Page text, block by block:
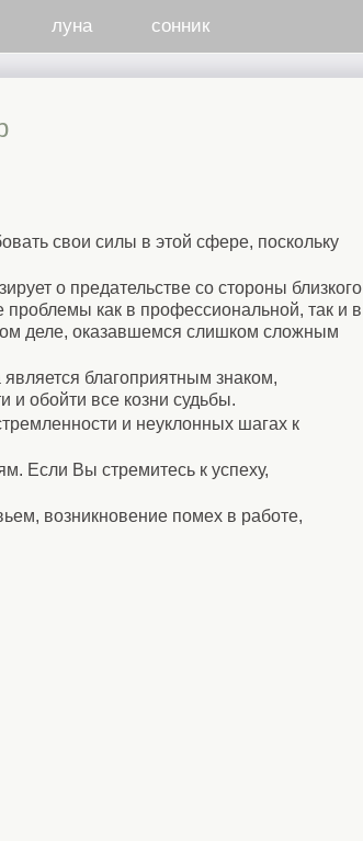
луна сонник
свои силы в этой сфере, поскольку
о предательстве со стороны близкого
проблемы как в профессиональной, так и в
деле, оказавшемся слишком сложным
благоприятным знаком,
обойти все козни судьбы.
и неуклонных шагах к
Если Вы стремитесь к успеху,
возникновение помех в работе,